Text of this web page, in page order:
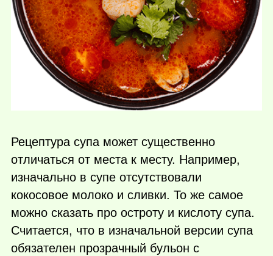
Рецептура супа может существенно
отличаться от места к месту. Например,
изначально в супе отсутствовали
кокосовое молоко и сливки. То же самое
можно сказать про остроту и кислоту супа.
Считается, что в изначальной версии супа
обязателен прозрачный бульон с